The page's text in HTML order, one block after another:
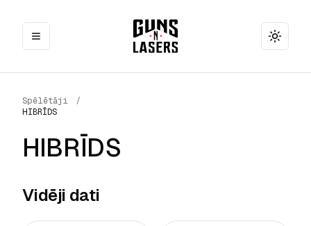
Toggle
Spēlētāji
/
HIBRĪDS
HIBRĪDS
Vidēji dati